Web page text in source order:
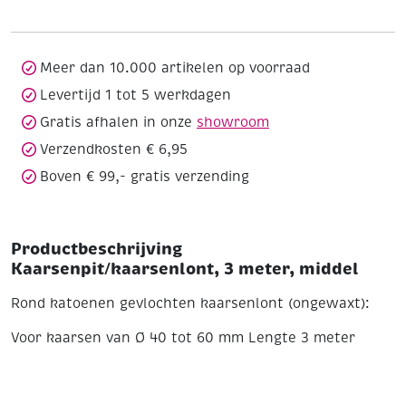
Meer dan 10.000 artikelen op voorraad
Levertijd 1 tot 5 werkdagen
Gratis afhalen in onze showroom
Verzendkosten € 6,95
Boven € 99,- gratis verzending
Productbeschrijving
Kaarsenpit/kaarsenlont, 3 meter, middel
Rond katoenen gevlochten kaarsenlont (ongewaxt):
Voor kaarsen van Ø 40 tot 60 mm Lengte 3 meter